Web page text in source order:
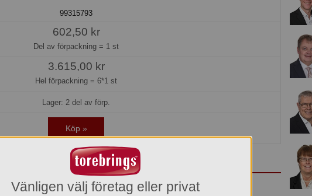
99315793
602,50 kr
Del av förpackning = 1 st
3.615,00 kr
Hel förpackning = 6*1 st
Lager: 2 del av förp.
Köp »
– 2-i-1 plattång & locktång
Vänligen välj företag eller privat